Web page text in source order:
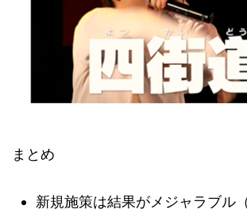
まとめ
新規施策は結果がメジャラブル